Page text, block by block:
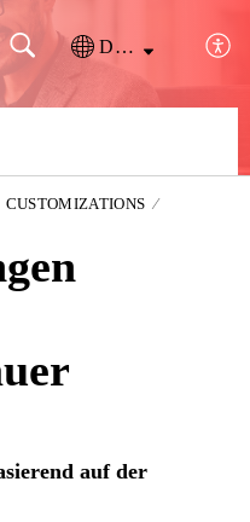
Deutsch
CUSTOMIZATIONS
auf der